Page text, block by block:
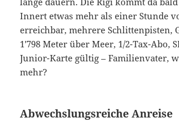
Innert etwas mehr als einer Stunde
erreichbar, mehrere Schlittenpisten,
1′798 Meter über Meer, 1/2-Tax-Abo,
Junior-Karte gültig – Familienvater,
mehr?
Abwechslungsreiche Anreise